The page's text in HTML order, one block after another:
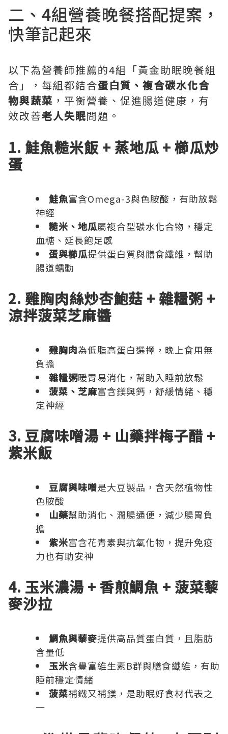
二、4組營養晚餐搭配提案，
快筆記起來
以下為營養師推薦的4組「黃金助眠晚餐組
合」，每組都結合蛋白質、複合碳水化合
物與蔬菜 ，平衡營養、促進腸道健康，有
效改善老人失眠問題。
1. 鮭魚糙米飯 + 蒸地瓜 + 櫛瓜炒
蛋
鮭魚富含Omega-3與色胺酸，有助放鬆
神經
糙米、地瓜屬複合型碳水化合物，穩定
血糖、延長飽足感
蛋與櫛瓜提供蛋白質與膳食纖維，幫助
腸道蠕動
2. 雞胸肉絲炒杏鮑菇 + 雜糧粥 +
涼拌菠菜芝麻醬
雞胸肉為低脂高蛋白選擇，晚上食用無
負擔
雜糧粥暖胃易消化，幫助入睡前放鬆
菠菜、芝麻富含鎂與鈣，舒緩情緒、穩
定神經
3. 豆腐味噌湯 + 山藥拌梅子醋 +
紫米飯
豆腐與味噌是大豆製品，含天然植物性
色胺酸
山藥幫助消化、潤腸通便，減少腸胃負
擔
紫米富含花青素與抗氧化物，提升免疫
力也有助安神
4. 玉米濃湯 + 香煎鯛魚 + 菠菜藜
麥沙拉
鯛魚與藜麥提供高品質蛋白質，且脂肪
含量低
玉米含豐富維生素B群與膳食纖維，有助
睡前穩定情緒
菠菜補鐵又補鎂，是助眠好食材代表之
一